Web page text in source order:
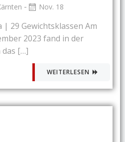
- Nov. 18
| 29 Gewichtsklassen Am
2023 fand in der
das […]
WEITERLESEN